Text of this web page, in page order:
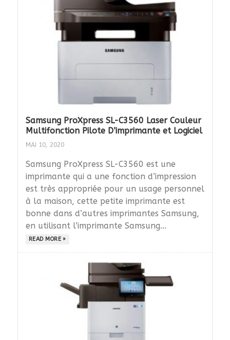
Samsung ProXpress SL-C3560 Laser Couleur
Multifonction Pilote D’imprimante et Logiciel
MAI 10, 2020
Samsung ProXpress SL-C3560 est une
imprimante qui a une fonction d’impression
est très appropriée pour un usage personnel
à la maison, cette petite imprimante est
bonne dans d’autres imprimantes Samsung,
en utilisant l’imprimante Samsung...
READ MORE »